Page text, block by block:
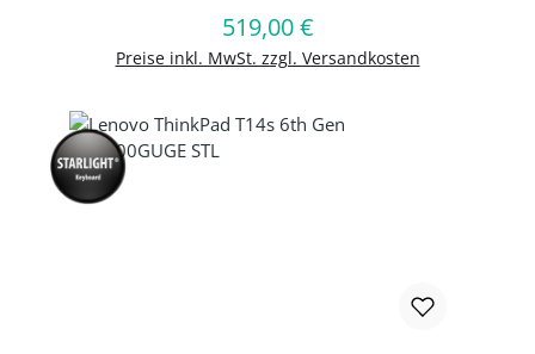
Regulärer Preis:
519,00 €
Preise inkl. MwSt. zzgl. Versandkosten
In den Warenkorb